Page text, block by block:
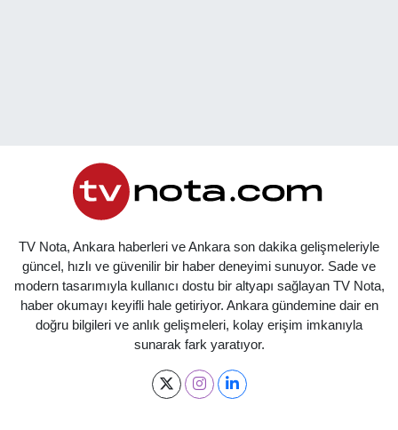
TV Nota, Ankara haberleri ve Ankara son dakika gelişmeleriyle
güncel, hızlı ve güvenilir bir haber deneyimi sunuyor. Sade ve
modern tasarımıyla kullanıcı dostu bir altyapı sağlayan TV Nota,
haber okumayı keyifli hale getiriyor. Ankara gündemine dair en
doğru bilgileri ve anlık gelişmeleri, kolay erişim imkanıyla
sunarak fark yaratıyor.